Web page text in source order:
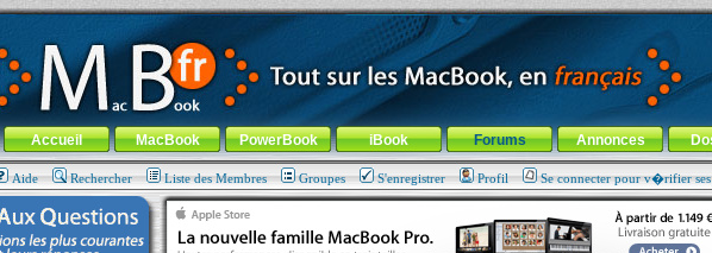
: 100% Apple... 100% nomade !
-Aller au menu général-Aller au menu de la rubrique
Menu général
Accueil MacBook PowerBook iBook Forums Annonces
Aide Rechercher Liste des Membres Groupes S'enregistrer Profil Se connecter pour v�rifier